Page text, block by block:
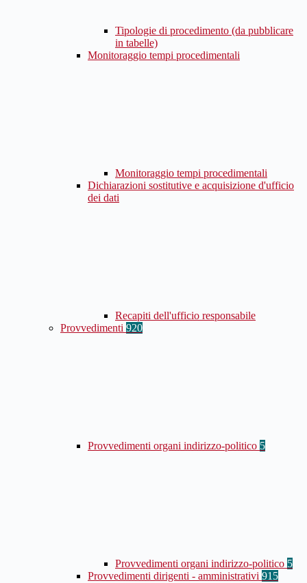
Tipologie di procedimento (da pubblicare
in tabelle)
Monitoraggio tempi procedimentali
Monitoraggio tempi procedimentali
Dichiarazioni sostitutive e acquisizione d'ufficio
dei dati
Recapiti dell'ufficio responsabile
Provvedimenti 920
Provvedimenti organi indirizzo-politico 5
Provvedimenti organi indirizzo-politico 5
Provvedimenti dirigenti - amministrativi 915